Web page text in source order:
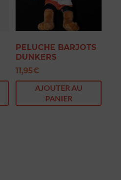
PELUCHE BARJOTS
DUNKERS
11,95€
AJOUTER AU
PANIER